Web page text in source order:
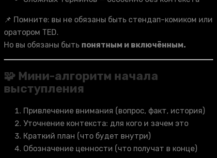
📌 Помните: вы не обязаны быть стендап-комиком или
оратором TED.
Но вы обязаны быть понятным и включённым.
🧩 Мини-алгоритм начала
выступления
Привлечение внимания (вопрос, факт, история)
Уточнение контекста: для кого и зачем это
Краткий план (что будет внутри)
Обозначение ценности (что получат в конце)